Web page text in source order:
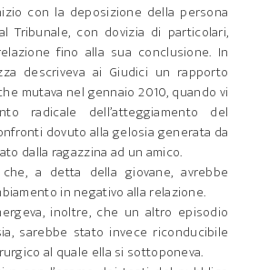
con la deposizione della persona
Tribunale, con dovizia di particolari,
fino alla sua conclusione. In
descriveva ai Giudici un rapporto
mutava nel gennaio 2010, quando vi
radicale dell’atteggiamento del
dovuto alla gelosia generata da
dalla ragazzina ad un amico.
a detta della giovane, avrebbe
in negativo alla relazione.
inoltre, che un altro episodio
sarebbe stato invece riconducibile
al quale ella si sottoponeva.